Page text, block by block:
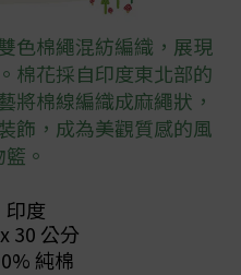
色棉繩混紡編織，展現
棉花採自印度東北部的
將棉線編織成麻繩狀，
飾，成為美觀質感的風
。
印度
30 公分
純棉